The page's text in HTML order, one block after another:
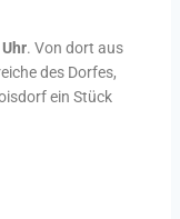
. Von dort aus
des Dorfes,
ein Stück